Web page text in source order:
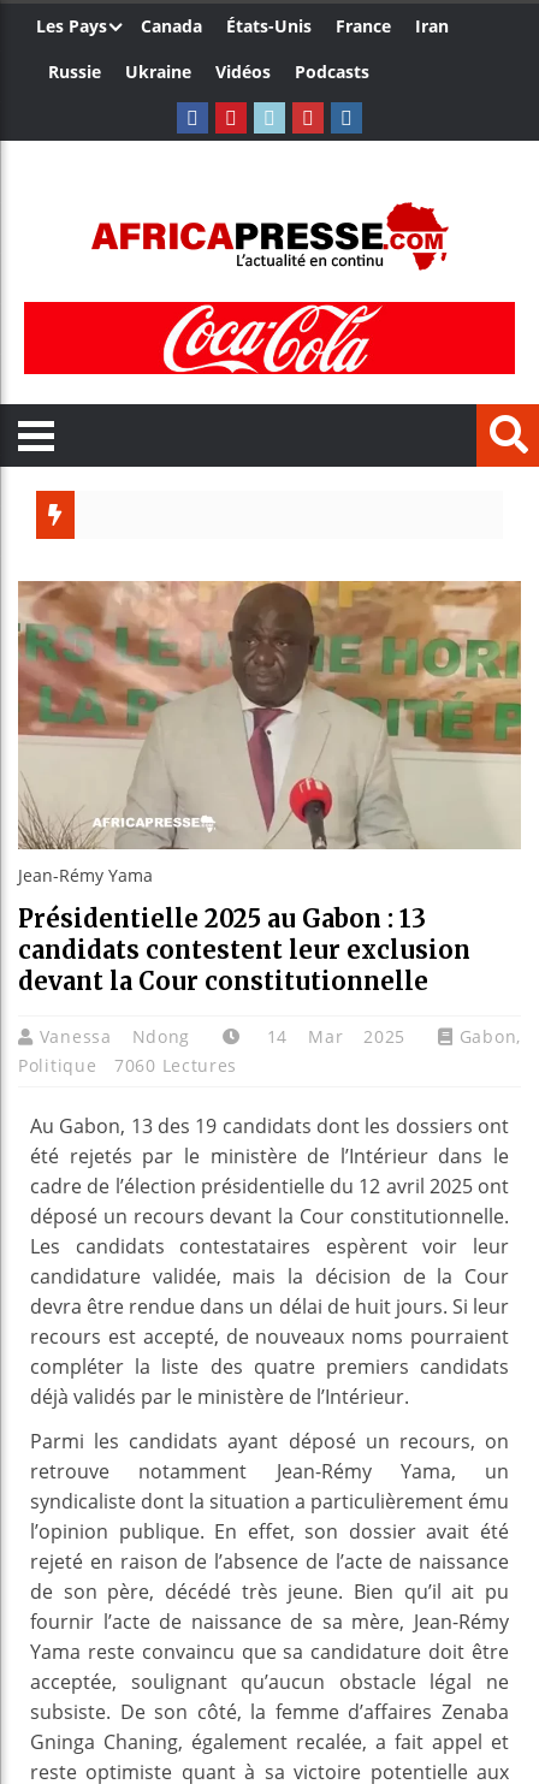
Les Pays Canada États-Unis France
Iran
Russie
Ukraine Vidéos Podcasts
Guinée
Réforme
Bénin :
Jean-Rémy Yama
Présidentielle 2025 au Gabon : 13
candidats contestent leur exclusion
devant la Cour constitutionnelle
Vanessa Ndong 14 Mar 2025 Gabon,
Politique
7060 Lectures
Au Gabon, 13 des 19 candidats dont les dossiers ont
été rejetés par le ministère de l’Intérieur dans le
cadre de l’élection présidentielle du 12 avril 2025 ont
déposé un recours devant la Cour constitutionnelle.
Les candidats contestataires espèrent voir leur
candidature validée, mais la décision de la Cour
devra être rendue dans un délai de huit jours. Si leur
recours est accepté, de nouveaux noms pourraient
compléter la liste des quatre premiers candidats
déjà validés par le ministère de l’Intérieur.
Parmi les candidats ayant déposé un recours, on
retrouve notamment Jean-Rémy Yama, un
syndicaliste dont la situation a particulièrement ému
l’opinion publique. En effet, son dossier avait été
rejeté en raison de l’absence de l’acte de naissance
de son père, décédé très jeune. Bien qu’il ait pu
fournir l’acte de naissance de sa mère, Jean-Rémy
Yama reste convaincu que sa candidature doit être
acceptée, soulignant qu’aucun obstacle légal ne
subsiste. De son côté, la femme d’affaires Zenaba
Gninga Chaning, également recalée, a fait appel et
reste optimiste quant à sa victoire potentielle aux